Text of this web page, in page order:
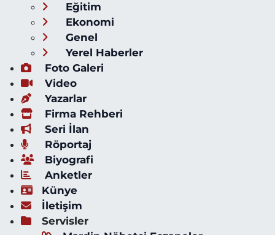
Eğitim
Ekonomi
Genel
Yerel Haberler
Foto Galeri
Video
Yazarlar
Firma Rehberi
Seri İlan
Röportaj
Biyografi
Anketler
Künye
İletişim
Servisler